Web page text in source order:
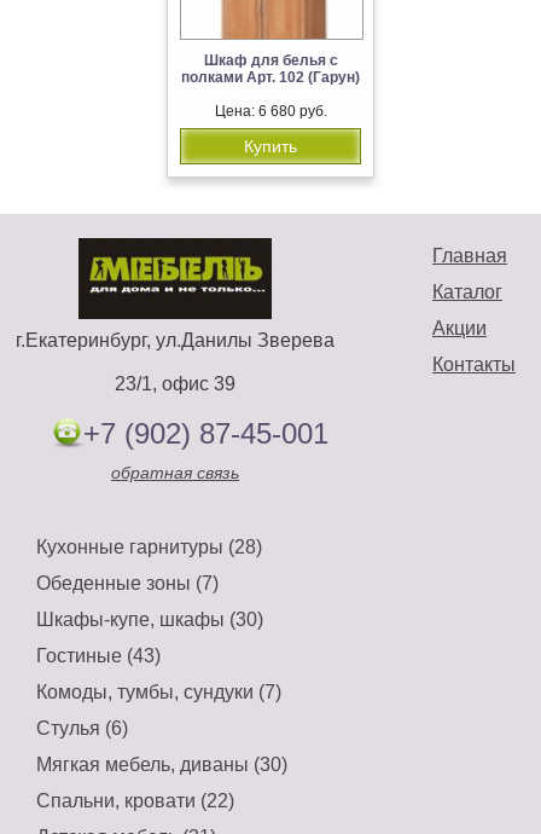
Шкаф для белья с
полками Арт. 102 (Гарун)
Цена: 6 680 руб.
Купить
Главная
Каталог
Акции
Контакты
г.Екатеринбург, ул.Данилы Зверева
23/1, офис 39
+7 (902) 87-45-001
обратная связь
Кухонные гарнитуры (28)
Обеденные зоны (7)
Шкафы-купе, шкафы (30)
Гостиные (43)
Комоды, тумбы, сундуки (7)
Стулья (6)
Мягкая мебель, диваны (30)
Спальни, кровати (22)